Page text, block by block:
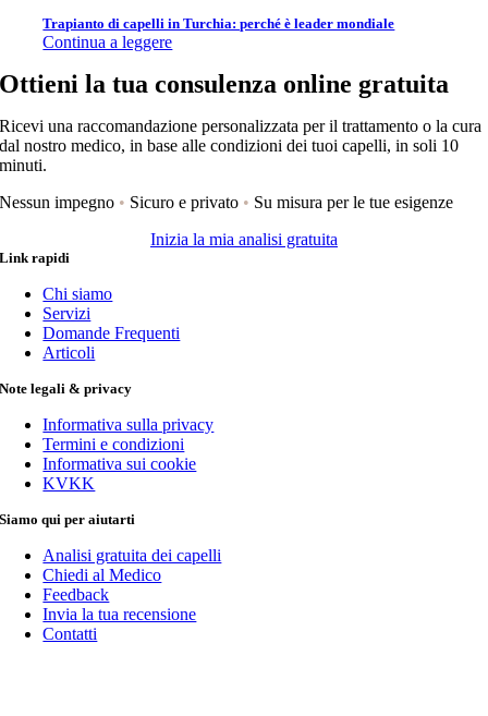
Trapianto di capelli in Turchia: perché è leader mondiale
Continua a leggere
Ottieni la tua consulenza online gratuita
Ricevi una raccomandazione personalizzata per il trattamento o la cura
dal nostro medico, in base alle condizioni dei tuoi capelli, in soli 10
minuti.
Nessun impegno • Sicuro e privato • Su misura per le tue esigenze
Inizia la mia analisi gratuita
Link rapidi
Chi siamo
Servizi
Domande Frequenti
Articoli
Note legali & privacy
Informativa sulla privacy
Termini e condizioni
Informativa sui cookie
KVKK
Siamo qui per aiutarti
Analisi gratuita dei capelli
Chiedi al Medico
Feedback
Invia la tua recensione
Contatti